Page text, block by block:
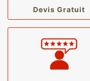
Devis Gratuit